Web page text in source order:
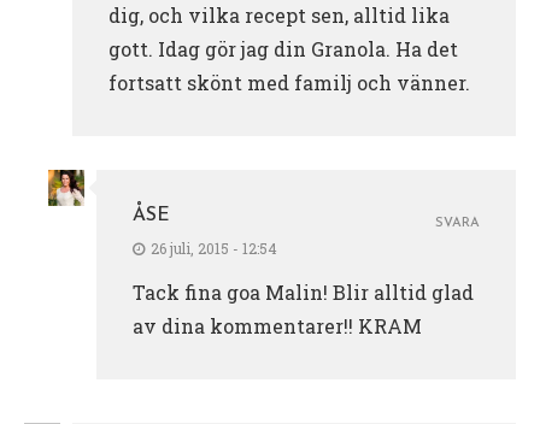
dig, och vilka recept sen, alltid lika
gott. Idag gör jag din Granola. Ha det
fortsatt skönt med familj och vänner.
ÅSE
26 juli, 2015 - 12:54
Tack fina goa Malin! Blir alltid glad
av dina kommentarer!! KRAM
SVARA